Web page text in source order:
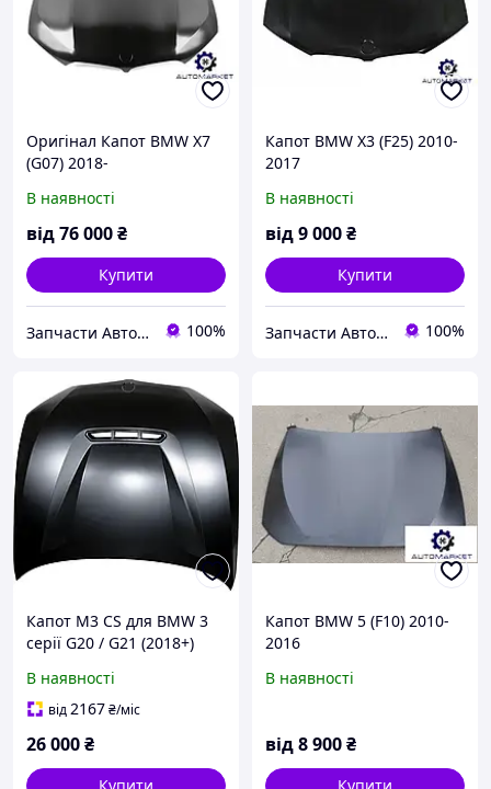
Оригінал Капот BMW X7
(G07) 2018-
В наявності
від76 000₴
Купити
Запчасти Автомаркет™ 100%
Капот BMW X3 (F25) 2010-
2017
В наявності
від9 000₴
Купити
Запчасти Автомаркет™ 100%
Капот M3 CS для BMW 3
серії G20 / G21 (2018+)
В наявності
від2167₴/міс
26 000₴
Капот BMW 5 (F10) 2010-
2016
В наявності
від8 900₴